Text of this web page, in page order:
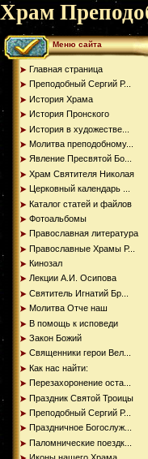
Храм
Меню сайта
Главная страница
Преподобный Сергий Р...
История Храма
История Пронского
История в художестве...
Молитва преподобному...
Явление Пресвятой Бо...
Храм Святителя Николая
Церковный календарь ...
Каталог статей и файлов
Фотоальбомы
Православная литература
Православные Храмы Р...
Кинозал
Лекции А.И. Осипова
Святитель Игнатий Бр...
Молитва Отче наш
В помощь к исповеди
Закон Божий
Священники герои Вел...
Как нас найти:
Перезахоронение оста...
Праздник Святой Троицы
Преподобный Сергий Р...
Праздничное Богослуж...
Паломнические поездк...